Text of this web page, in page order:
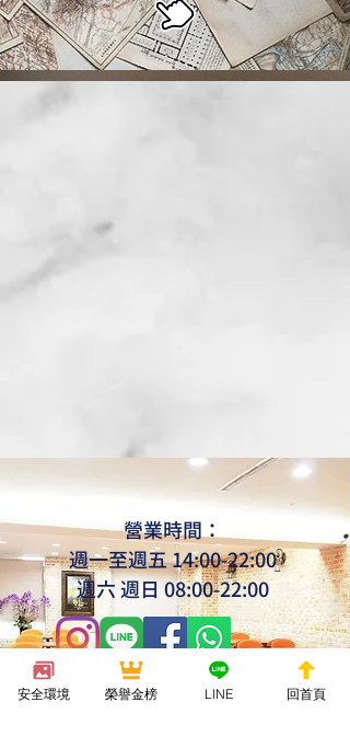
營業時間：
週一至週五 14:00-22:00
週六 週日 08:00-22:00
huashin.taichung@gmail.com
安全環境 榮譽金榜 LINE 回首頁